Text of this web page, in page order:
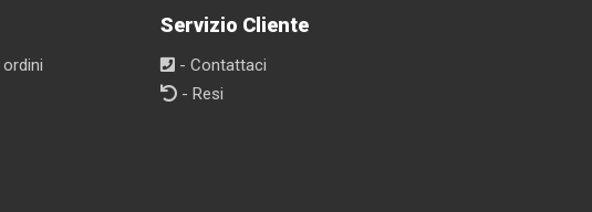
Servizio Cliente
- Contattaci
- Resi